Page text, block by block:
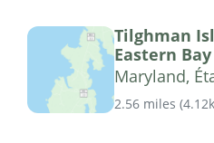
Tilghman
Eastern Bay
Maryland,
2.56 miles (